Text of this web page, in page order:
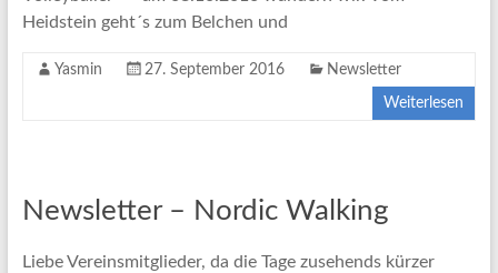
Heidstein geht´s zum Belchen und
Yasmin 27. September 2016 Newsletter
Weiterlesen
Newsletter – Nordic Walking
Liebe Vereinsmitglieder, da die Tage zusehends kürzer